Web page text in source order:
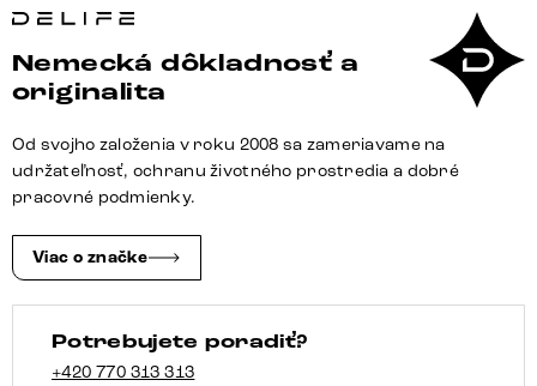
stolička
Flex
pravá
koža
tmavobéžová
krížová
široká
nerezová
oceľ
vrecková
pružina
Nemecká dôkladnosť a
originalita
Od svojho založenia v roku 2008 sa zameriavame na
udržateľnosť, ochranu životného prostredia a dobré
pracovné podmienky.
Viac o značke
Potrebujete poradiť?
+420 770 313 313